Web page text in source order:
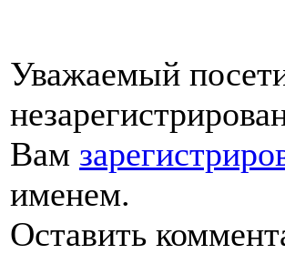
Уважаемый
Вам
именем.
Оставить